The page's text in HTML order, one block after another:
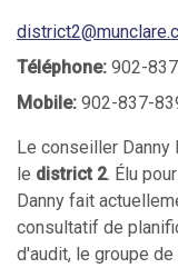
Téléphone: 902-
Mobile: 902-837-
Le conseiller
le district 2. Élu
Danny fait
consultatif de
d'audit, le groupe